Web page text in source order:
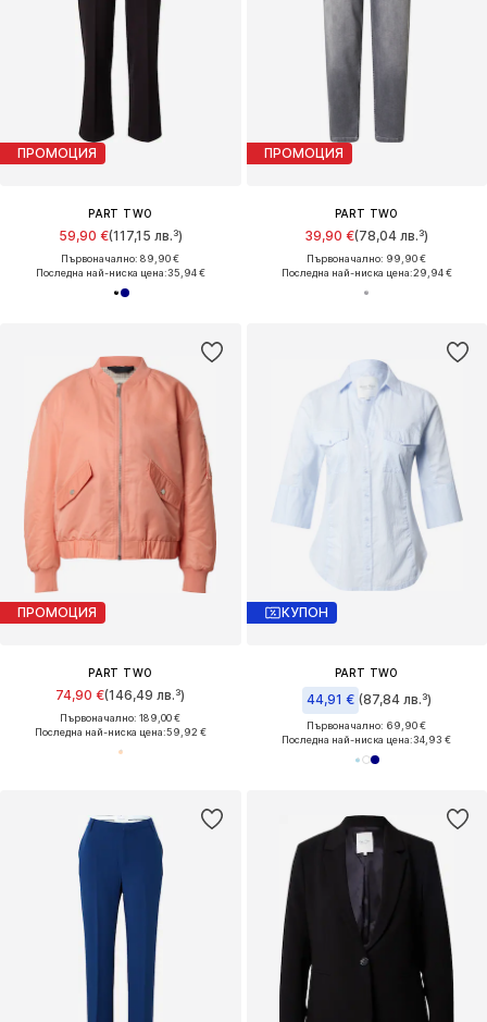
ПРОМОЦИЯ
PART TWO
59,90 €(117,15 лв.³)
Първоначално: 89,90 €
Последна най-ниска цена:35,94 €
ПРОМОЦИЯ
PART TWO
39,90 €(78,04 лв.³)
Първоначално: 99,90 €
Последна най-ниска цена:29,94 €
ПРОМОЦИЯ
PART TWO
74,90 €(146,49 лв.³)
Първоначално: 189,00 €
Последна най-ниска цена:59,92 €
КУПОН
PART TWO
44,91 € (87,84 лв.³)
Първоначално: 69,90 €
Последна най-ниска цена:34,93 €